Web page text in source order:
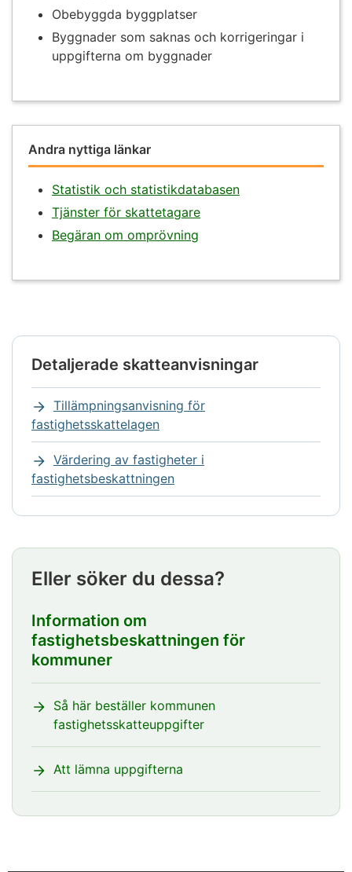
Obebyggda byggplatser
Byggnader som saknas och korrigeringar i
uppgifterna om byggnader
Andra nyttiga länkar
Statistik och statistikdatabasen
Tjänster för skattetagare
Begäran om omprövning
Notisen
Detaljerade skatteanvisningar
Tillämpningsanvisning för
fastighetsskattelagen
Värdering av fastigheter i
fastighetsbeskattningen
Eller söker du dessa?
Information om
fastighetsbeskattningen för
kommuner
Så här beställer kommunen
fastighetsskatteuppgifter
Att lämna uppgifterna